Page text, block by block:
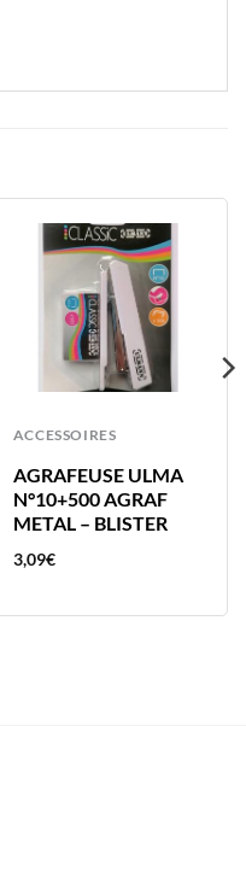
ACCESSOIRES
AGRAFEUSE ULMA
N°10+500 AGRAF
METAL – BLISTER
3,09€